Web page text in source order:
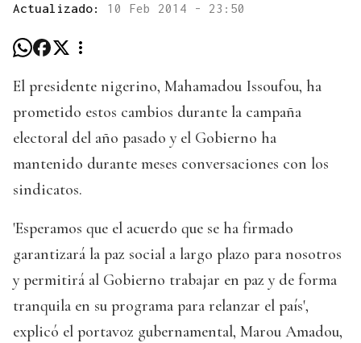
Actualizado: 10 Feb 2014 - 23:50
El presidente nigerino, Mahamadou Issoufou, ha
prometido estos cambios durante la campaña
electoral del año pasado y el Gobierno ha
mantenido durante meses conversaciones con los
sindicatos.
'Esperamos que el acuerdo que se ha firmado
garantizará la paz social a largo plazo para nosotros
y permitirá al Gobierno trabajar en paz y de forma
tranquila en su programa para relanzar el país',
explicó el portavoz gubernamental, Marou Amadou,